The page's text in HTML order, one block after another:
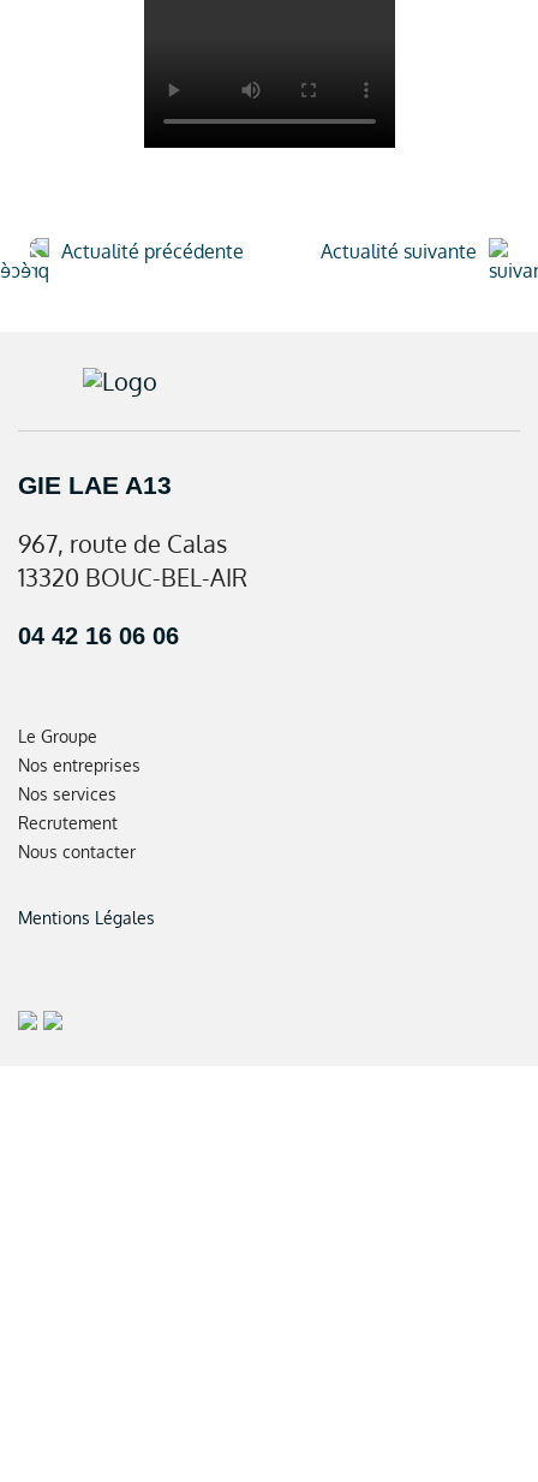
Actualité précédente Actualité suivante
GIE LAE A13
967, route de Calas
13320 BOUC-BEL-AIR
04 42 16 06 06
Le Groupe
Nos entreprises
Nos services
Recrutement
Nous contacter
Mentions Légales